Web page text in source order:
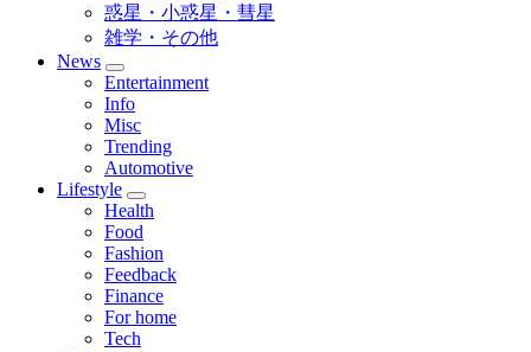
惑星・小惑星・彗星
雑学・その他
News
Entertainment
Info
Misc
Trending
Automotive
Lifestyle
Health
Food
Fashion
Feedback
Finance
For home
Tech